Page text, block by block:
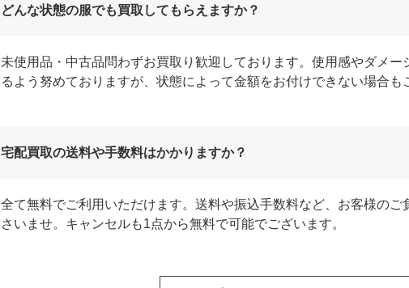
どんな状態の服でも買取してもらえますか？
未使用品・中古品問わずお買取り歓迎しております。使用感やダメ
るよう努めておりますが、状態によって金額をお付けできない場合も
宅配買取の送料や手数料はかかりますか？
全て無料でご利用いただけます。送料や振込手数料など、お客様の
さいませ。キャンセルも1点から無料で可能でございます。